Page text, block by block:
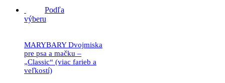
Podľa
výberu
MARYBARY Dvojmiska
pre psa a mačku –
„Classic“ (viac farieb a
veľkostí)